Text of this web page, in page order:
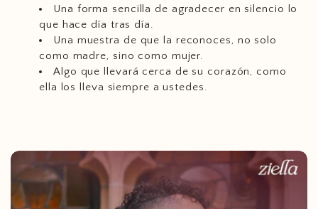
Una forma sencilla de agradecer en silencio lo
que hace día tras día.
Una muestra de que la reconoces, no solo
como madre, sino como mujer.
Algo que llevará cerca de su corazón, como
ella los lleva siempre a ustedes.